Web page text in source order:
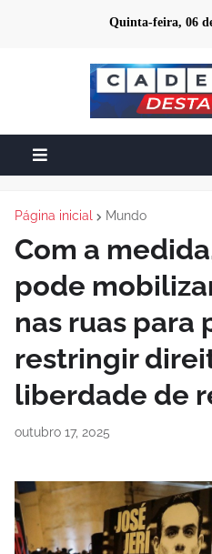
Quinta-feira, 06
Página inicial Mundo
Com a
pode
nas ruas para
restringir
liberdade de
outubro 17, 2025